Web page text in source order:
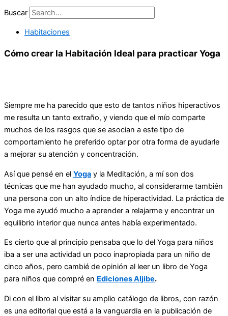
Buscar
Habitaciones
Cómo crear la Habitación Ideal para practicar Yoga
Siempre me ha parecido que esto de tantos niños hiperactivos
me resulta un tanto extraño, y viendo que el mío comparte
muchos de los rasgos que se asocian a este tipo de
comportamiento he preferido optar por otra forma de ayudarle
a mejorar su atención y concentración.
Así que pensé en el Yoga y la Meditación, a mí son dos
técnicas que me han ayudado mucho, al considerarme también
una persona con un alto índice de hiperactividad. La práctica de
Yoga me ayudó mucho a aprender a relajarme y encontrar un
equilibrio interior que nunca antes había experimentado.
Es cierto que al principio pensaba que lo del Yoga para niños
iba a ser una actividad un poco inapropiada para un niño de
cinco años, pero cambié de opinión al leer un libro de Yoga
para niños que compré en Ediciones Aljibe.
Di con el libro al visitar su amplio catálogo de libros, con razón
es una editorial que está a la vanguardia en la publicación de